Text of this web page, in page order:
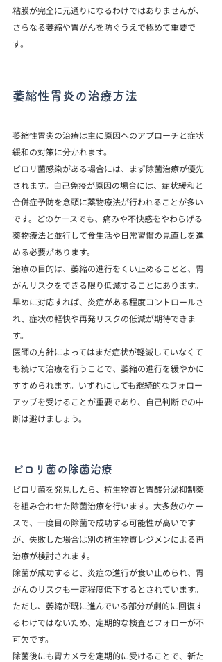
粘膜が完全に元通りになるわけではありませんが、
さらなる萎縮や胃がんを防ぐうえで極めて重要で
す。
萎縮性胃炎の治療方法
萎縮性胃炎の治療は主に原因へのアプローチと症状
緩和の対策に分かれます。
ピロリ菌感染がある場合には、まず除菌治療が優先
されます。自己免疫が原因の場合には、症状緩和と
合併症予防を念頭に薬物療法が行われることが多い
です。どのケースでも、痛みや不快感をやわらげる
薬物療法と並行して食生活や日常習慣の見直しを進
める必要があります。
治療の目的は、萎縮の進行をくい止めることと、胃
がんリスクをできる限り低減することにあります。
早めに対応すれば、炎症がある程度コントロールさ
れ、症状の軽快や再発リスクの低減が期待できま
す。
医師の方針によってはまだ症状が軽減していなくて
も続けて治療を行うことで、萎縮の進行を緩やかに
すすめられます。いずれにしても継続的なフォロー
アップを受けることが重要であり、自己判断での中
断は避けましょう。
ピロリ菌の除菌治療
ピロリ菌を発見したら、抗生物質と胃酸分泌抑制薬
を組み合わせた除菌治療を行います。大多数のケー
スで、一度目の除菌で成功する可能性が高いです
が、失敗した場合は別の抗生物質レジメンによる再
治療が検討されます。
除菌が成功すると、炎症の進行が食い止められ、胃
がんのリスクも一定程度低下するとされています。
ただし、萎縮が既に進んでいる部分が劇的に回復す
るわけではないため、定期的な検査とフォローが不
可欠です。
除菌後にも胃カメラを定期的に受けることで、新た